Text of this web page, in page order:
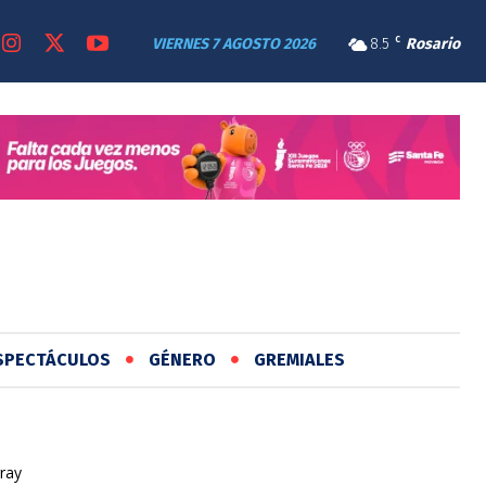
8.5 C Rosario
VIERNES 7 AGOSTO 2026
GÉNERO GREMIALES